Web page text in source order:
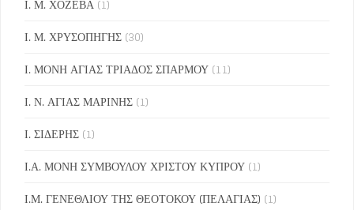
Ι. Μ. ΧΟΖΕΒΑ (1)
Ι. Μ. ΧΡΥΣΟΠΗΓΗΣ (30)
Ι. ΜΟΝΗ ΑΓΙΑΣ ΤΡΙΑΔΟΣ ΣΠΑΡΜΟΥ (11)
Ι. Ν. ΑΓΙΑΣ ΜΑΡΙΝΗΣ (1)
Ι. ΣΙΔΕΡΗΣ (1)
Ι.Α. ΜΟΝΗ ΣΥΜΒΟΥΛΟΥ ΧΡΙΣΤΟΥ ΚΥΠΡΟΥ (1)
Ι.Μ. ΓΕΝΕΘΛΙΟΥ ΤΗΣ ΘΕΟΤΟΚΟΥ (ΠΕΛΑΓΙΑΣ) (1)